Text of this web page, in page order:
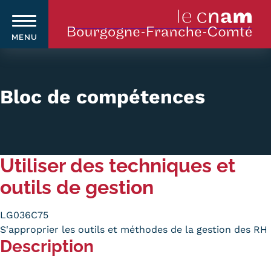
principal
MENU
principale
Le Cnam
Le Cnam en Bourgogne Franche-
Nos équipes Cnam BFC
Bloc de compétences
Utiliser des techniques et
outils de gestion
LG036C75
S'approprier les outils et méthodes de la gestion des RH
Description